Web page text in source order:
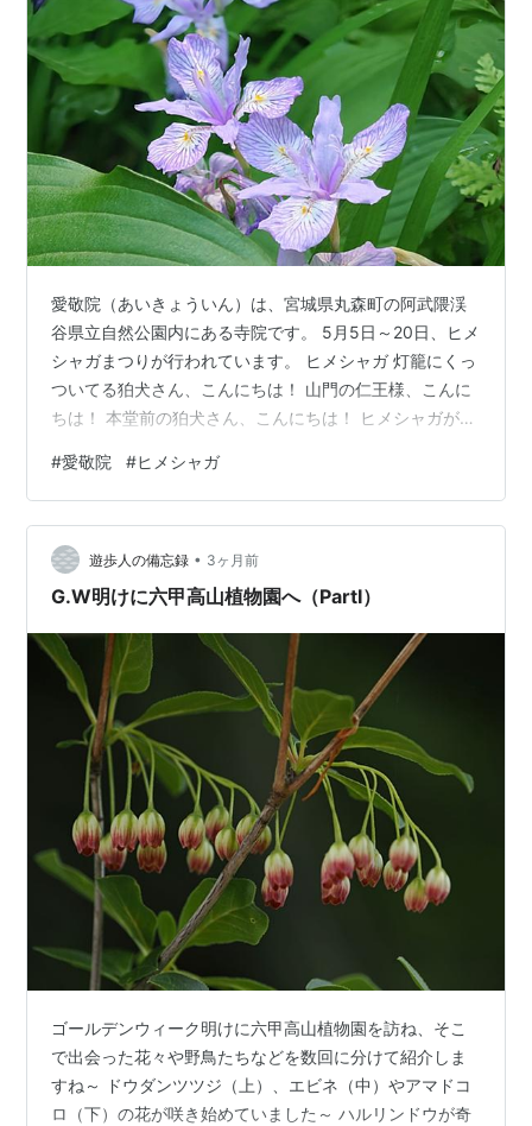
愛敬院（あいきょういん）は、宮城県丸森町の阿武隈渓
谷県立自然公園内にある寺院です。 5月5日～20日、ヒメ
シャガまつりが行われています。 ヒメシャガ 灯籠にくっ
ついてる狛犬さん、こんにちは！ 山門の仁王様、こんに
ちは！ 本堂前の狛犬さん、こんにちは！ ヒメシャガがき
シャガとの一番の違いは、種ができること。 公園内の遊
歩道を歩きます。 キツネノボタン ヒメコウゾの雌花 ツ
クバネウツギ フタリシズカ ヤマオダマキ 日陰で見つけ
た、シャガ。 シャクナゲより、ニガナのこういう感じの
方が好き。 猪目を発見！ 去年より一週間早く行ってみた
#愛敬院 #ヒメシャガ
遊歩人の備忘録 • 3ヶ月前
G.W明けに六甲高山植物園へ（PartⅠ）
ゴールデンウィーク明けに六甲高山植物園を訪ね、そこ
で出会った花々や野鳥たちなどを数回に分けて紹介しま
すね～ ドウダンツツジ（上）、エビネ（中）やアマドコ
ロ（下）の花が咲き始めていました～ ハルリンドウが奇